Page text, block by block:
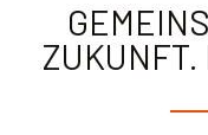
ZUKUNFT.